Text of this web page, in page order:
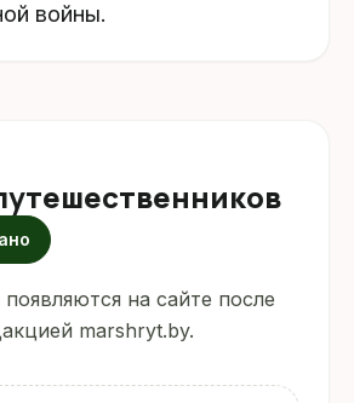
войны.
на сайте после
marshryt.by.